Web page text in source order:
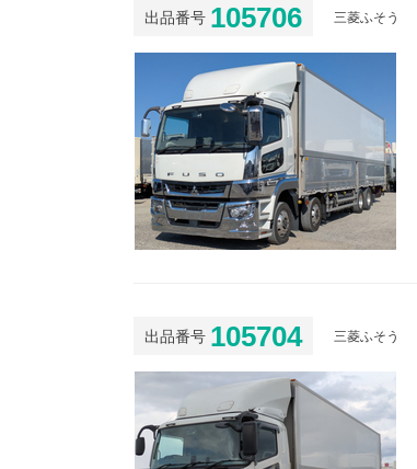
出品番号 105706 三菱ふそう
出品番号 105704 三菱ふそう